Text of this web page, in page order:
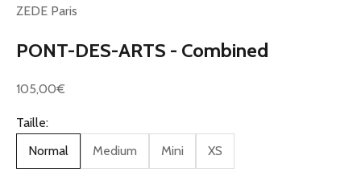
ZEDE Paris
PONT-DES-ARTS - Combined
Prix de vente
105,00€
Taille:
Normal
Medium Mini XS